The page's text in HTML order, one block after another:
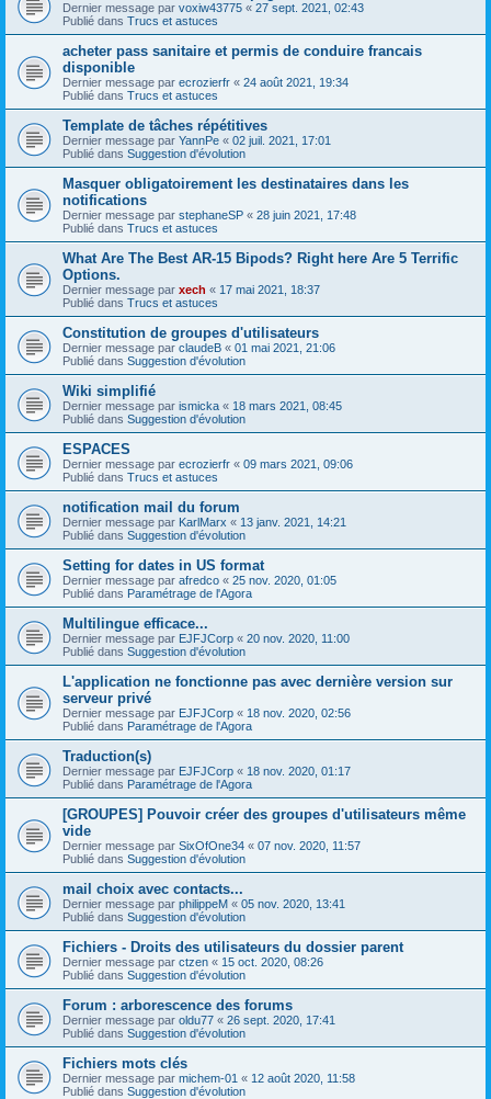
Dernier message par voxiw43775 « 27 sept. 2021, 02:43
Publié dans Trucs et astuces
acheter pass sanitaire et permis de conduire francais
disponible
Dernier message par ecrozierfr « 24 août 2021, 19:34
Publié dans Trucs et astuces
Template de tâches répétitives
Dernier message par YannPe « 02 juil. 2021, 17:01
Publié dans Suggestion d'évolution
Masquer obligatoirement les destinataires dans les
notifications
Dernier message par stephaneSP « 28 juin 2021, 17:48
Publié dans Trucs et astuces
What Are The Best AR-15 Bipods? Right here Are 5 Terrific
Options.
Dernier message par xech « 17 mai 2021, 18:37
Publié dans Trucs et astuces
Constitution de groupes d'utilisateurs
Dernier message par claudeB « 01 mai 2021, 21:06
Publié dans Suggestion d'évolution
Wiki simplifié
Dernier message par ismicka « 18 mars 2021, 08:45
Publié dans Suggestion d'évolution
ESPACES
Dernier message par ecrozierfr « 09 mars 2021, 09:06
Publié dans Trucs et astuces
notification mail du forum
Dernier message par KarlMarx « 13 janv. 2021, 14:21
Publié dans Suggestion d'évolution
Setting for dates in US format
Dernier message par afredco « 25 nov. 2020, 01:05
Publié dans Paramétrage de l'Agora
Multilingue efficace...
Dernier message par EJFJCorp « 20 nov. 2020, 11:00
Publié dans Suggestion d'évolution
L'application ne fonctionne pas avec dernière version sur
serveur privé
Dernier message par EJFJCorp « 18 nov. 2020, 02:56
Publié dans Paramétrage de l'Agora
Traduction(s)
Dernier message par EJFJCorp « 18 nov. 2020, 01:17
Publié dans Paramétrage de l'Agora
[GROUPES] Pouvoir créer des groupes d'utilisateurs même
vide
Dernier message par SixOfOne34 « 07 nov. 2020, 11:57
Publié dans Suggestion d'évolution
mail choix avec contacts...
Dernier message par philippeM « 05 nov. 2020, 13:41
Publié dans Suggestion d'évolution
Fichiers - Droits des utilisateurs du dossier parent
Dernier message par ctzen « 15 oct. 2020, 08:26
Publié dans Suggestion d'évolution
Forum : arborescence des forums
Dernier message par oldu77 « 26 sept. 2020, 17:41
Publié dans Suggestion d'évolution
Fichiers mots clés
Dernier message par michem-01 « 12 août 2020, 11:58
Publié dans Suggestion d'évolution